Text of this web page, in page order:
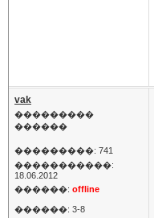
vak
���������
������
���������: 741
�����������:
18.06.2012
������: offline
������: 3-8